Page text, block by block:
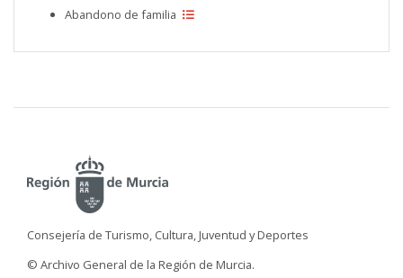
Abandono de familia
Consejería de Turismo, Cultura, Juventud y Deportes
© Archivo General de la Región de Murcia.